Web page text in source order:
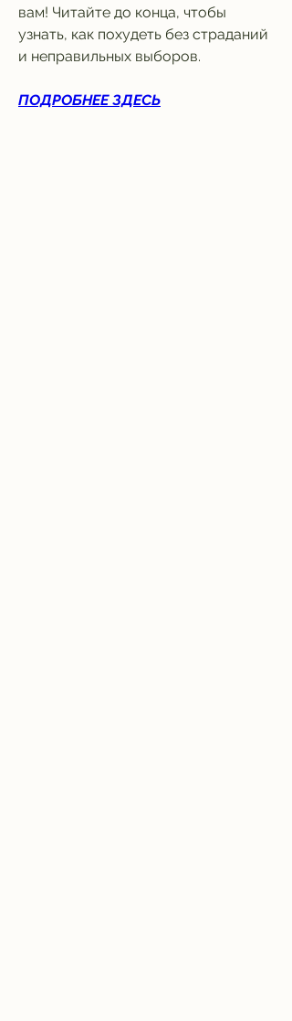
вам! Читайте до конца, чтобы
узнать, как похудеть без страданий
и неправильных выборов.
ПОДРОБНЕЕ ЗДЕСЬ